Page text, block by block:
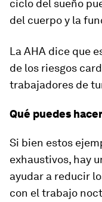
ciclo del sueño
del cuerpo y la
La AHA dice que
de los riesgos
trabajadores de
Qué puedes
Si bien estos
exhaustivos, hay
ayudar a reducir
con el trabajo